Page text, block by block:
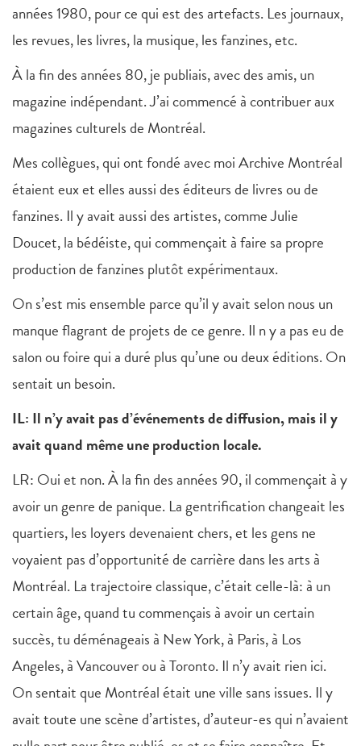
années 1980, pour ce qui est des artefacts. Les journaux,
les revues, les livres, la musique, les fanzines, etc.
À la fin des années 80, je publiais, avec des amis, un
magazine indépendant. J’ai commencé à contribuer aux
magazines culturels de Montréal.
Mes collègues, qui ont fondé avec moi Archive Montréal
étaient eux et elles aussi des éditeurs de livres ou de
fanzines. Il y avait aussi des artistes, comme Julie
Doucet, la bédéiste, qui commençait à faire sa propre
production de fanzines plutôt expérimentaux.
On s’est mis ensemble parce qu’il y avait selon nous un
manque flagrant de projets de ce genre. Il n y a pas eu de
salon ou foire qui a duré plus qu’une ou deux éditions. On
sentait un besoin.
IL: Il n’y avait pas d’événements de diffusion, mais il y
avait quand même une production locale.
LR: Oui et non. À la fin des années 90, il commençait à y
avoir un genre de panique. La gentrification changeait les
quartiers, les loyers devenaient chers, et les gens ne
voyaient pas d’opportunité de carrière dans les arts à
Montréal. La trajectoire classique, c’était celle-là: à un
certain âge, quand tu commençais à avoir un certain
succès, tu déménageais à New York, à Paris, à Los
Angeles, à Vancouver ou à Toronto. Il n’y avait rien ici.
On sentait que Montréal était une ville sans issues. Il y
avait toute une scène d’artistes, d’auteur-es qui n’avaient